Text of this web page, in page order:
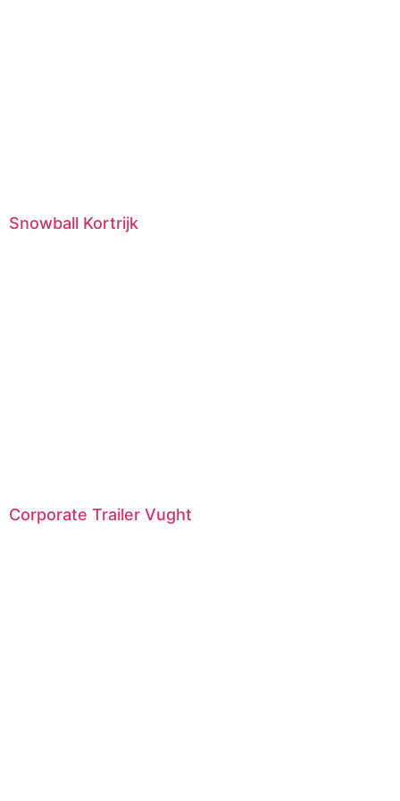
Snowball Kortrijk
Corporate Trailer Vught